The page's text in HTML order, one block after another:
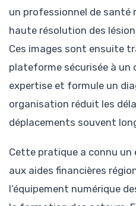
un professionnel de santé
haute résolution des
Ces images sont ensuite
plateforme sécurisée à un
expertise et formule un
organisation réduit les
déplacements souvent
Cette pratique a connu
aux aides financières
l’équipement numérique